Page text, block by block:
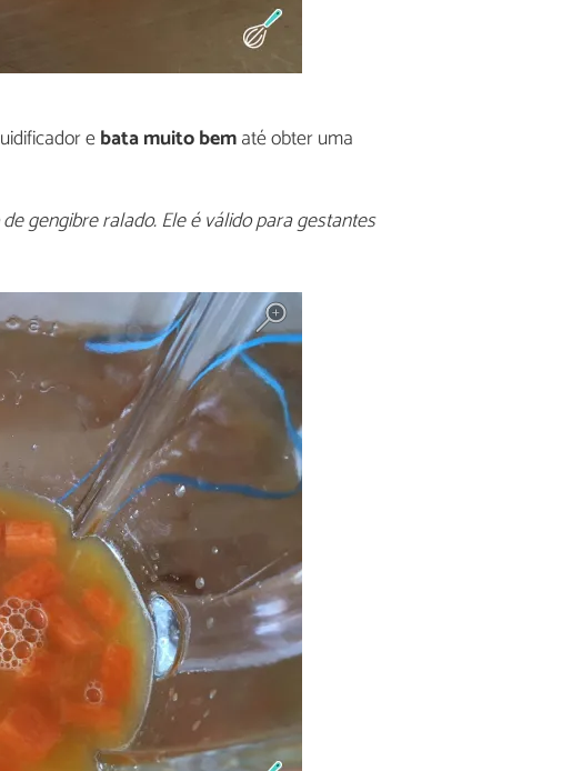
ebata muito bematé obter uma
gengibre ralado. Ele é válido para gestantes